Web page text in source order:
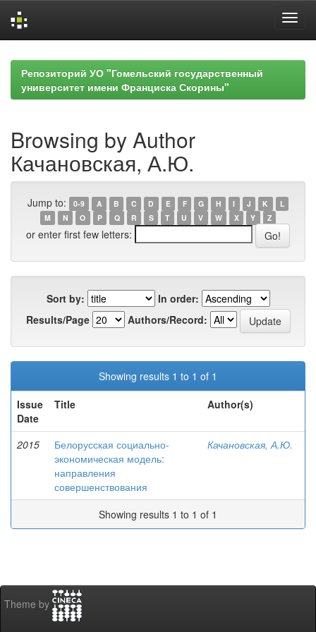
navigationРепозиторий УО "Гомельский государственный
университет имени Франциска Скорины"
Browsing by Author
Качановская, А.Ю.
Jump to: 0-9 A B C D E F G H I J K
L
M
N O P Q R S T U V W X Y Z
or enter first few letters:
Sort by:
In order:
Results/Page
Authors/Record:
Showing results 1 to 1 of 1
Issue
Date
Title Author(s)
2015
Белорусская социально-
экономическая модель:
направления
совершенствования
Качановская, А.Ю.
Showing results 1 to 1 of 1
Theme by